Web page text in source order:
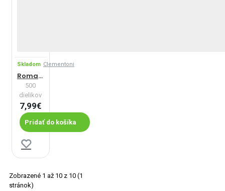
Skladom Clementoni
Romantická promenáda v Paríži
500
dielikov
7,99€
Pridať do košíka
Zobrazené 1 až 10 z 10 (1
stránok)